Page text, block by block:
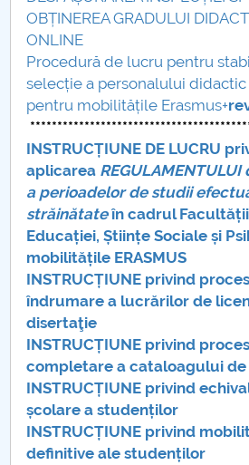
OBȚINEREA GRADULUI
ONLINE
Procedură de lucru pentru
selecție a personalului
pentru mobilitățile Erasmus+
INSTRUCȚIUNE DE LUCRU
aplicarea
a perioadelor de studii
străinătateîn cadrul
Educației, Științe Sociale și
mobilitățile ERASMUS
INSTRUCȚIUNE privind
îndrumare a lucrărilor de
disertaţie
INSTRUCȚIUNE privind
completare a cataloagului
INSTRUCȚIUNE privind
școlare a studenților
INSTRUCȚIUNE privind
definitive ale studenților